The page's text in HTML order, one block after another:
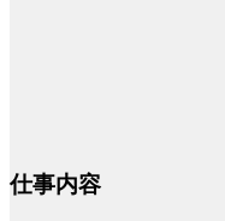
仕事内容